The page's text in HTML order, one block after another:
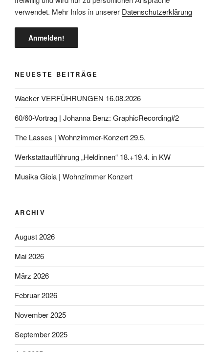
verwendet. Mehr Infos in unserer Datenschutzerklärung
NEUESTE BEITRÄGE
Wacker VERFÜHRUNGEN 16.08.2026
60/60-Vortrag | Johanna Benz: GraphicRecording#2
The Lasses | Wohnzimmer-Konzert 29.5.
Werkstattaufführung „Heldinnen“ 18.+19.4. in KW
Musika Gioia | Wohnzimmer Konzert
ARCHIV
August 2026
Mai 2026
März 2026
Februar 2026
November 2025
September 2025